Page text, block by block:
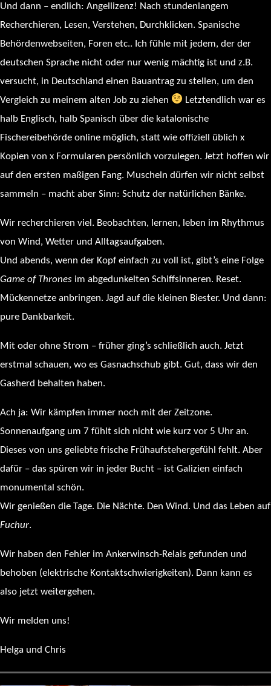
Und dann – endlich: Angellizenz! Nach stundenlangem
Recherchieren, Lesen, Verstehen, Durchklicken. Spanische
Behördenwebseiten, Foren etc.. Ich fühle mit jedem, der der
deutschen Sprache nicht oder nur wenig mächtig ist und z.B.
versucht, in Deutschland einen Bauantrag zu stellen, um den
Vergleich zu meinem alten Job zu ziehen
Letztendlich war es
halb Englisch, halb Spanisch über die katalonische
Fischereibehörde online möglich, statt wie offiziell üblich x
Kopien von x Formularen persönlich vorzulegen. Jetzt hoffen wir
auf den ersten maßigen Fang. Muscheln dürfen wir nicht selbst
sammeln – macht aber Sinn: Schutz der natürlichen Bänke.
Wir recherchieren viel. Beobachten, lernen, leben im Rhythmus
von Wind, Wetter und Alltagsaufgaben.
Und abends, wenn der Kopf einfach zu voll ist, gibt’s eine Folge
Game of Thrones im abgedunkelten Schiffsinneren. Reset.
Mückennetze anbringen. Jagd auf die kleinen Biester. Und dann:
pure Dankbarkeit.
Mit oder ohne Strom – früher ging’s schließlich auch. Jetzt
erstmal schauen, wo es Gasnachschub gibt. Gut, dass wir den
Gasherd behalten haben.
Ach ja: Wir kämpfen immer noch mit der Zeitzone.
Sonnenaufgang um 7 fühlt sich nicht wie kurz vor 5 Uhr an.
Dieses von uns geliebte frische Frühaufstehergefühl fehlt. Aber
dafür – das spüren wir in jeder Bucht – ist Galizien einfach
monumental schön.
Wir genießen die Tage. Die Nächte. Den Wind. Und das Leben auf
Fuchur.
Wir haben den Fehler im Ankerwinsch-Relais gefunden und
behoben (elektrische Kontaktschwierigkeiten). Dann kann es
also jetzt weitergehen.
Wir melden uns!
Helga und Chris